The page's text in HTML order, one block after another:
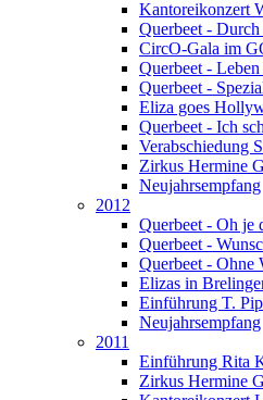
Kantoreikonzert
Querbeet -
CircO-Gala im
Querbeet -
Querbeet -
Eliza goes
Querbeet - Ich
Verabschiedung
Zirkus Hermine
Neujahrsempfang
2012
Querbeet - Oh je
Querbeet -
Querbeet - Ohne
Elizas in
Einführung T.
Neujahrsempfang
2011
Einführung Rita
Zirkus Hermine